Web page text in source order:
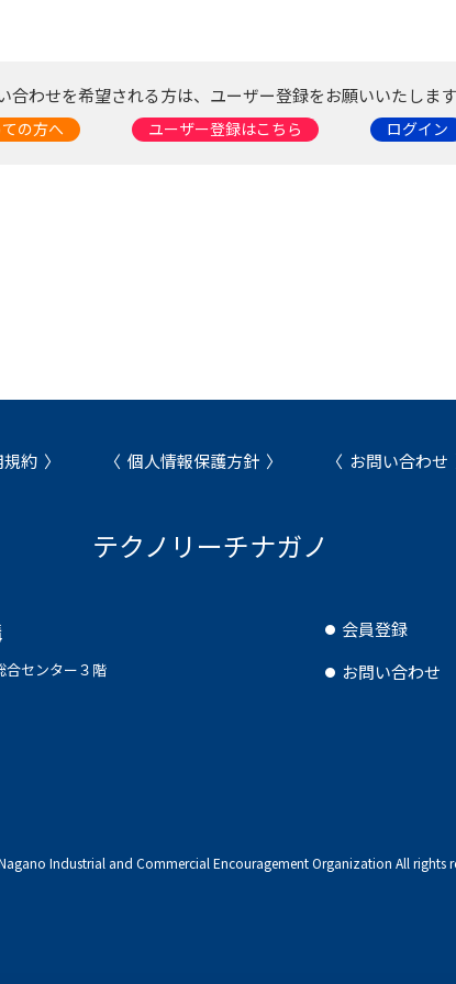
合わせを希望される方は、ユーザー登録をお願いいたします
の方へ ユーザー登録はこちら ログイン
規約 個人情報保護方針 お問い合わせ
テクノリーチナガノ
合センター３階
会員登録
お問い合わせ
Industrial and Commercial Encouragement Organization All rights